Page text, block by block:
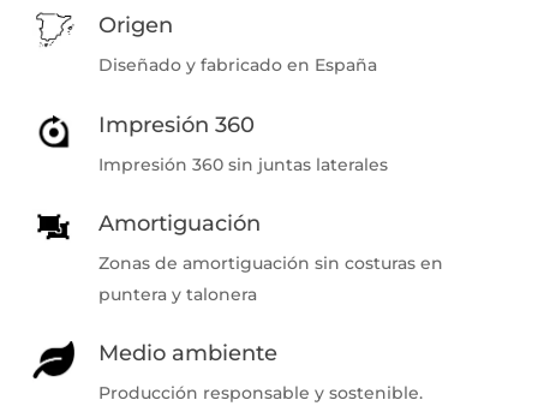
Origen
Diseñado y fabricado en España
Impresión 360
Impresión 360 sin juntas laterales
Amortiguación
Zonas de amortiguación sin costuras en
puntera y talonera
Medio ambiente
Producción responsable y sostenible.